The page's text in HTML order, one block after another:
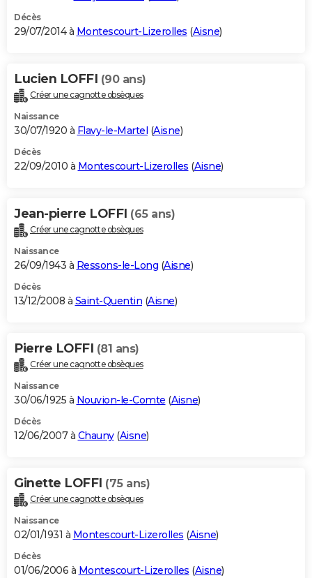
Décès
29/07/2014 à Montescourt-Lizerolles (Aisne)
Lucien LOFFI (90 ans)
Créer une cagnotte obsèques
Naissance
30/07/1920 à Flavy-le-Martel (Aisne)
Décès
22/09/2010 à Montescourt-Lizerolles (Aisne)
Jean-pierre LOFFI (65 ans)
Créer une cagnotte obsèques
Naissance
26/09/1943 à Ressons-le-Long (Aisne)
Décès
13/12/2008 à Saint-Quentin (Aisne)
Pierre LOFFI (81 ans)
Créer une cagnotte obsèques
Naissance
30/06/1925 à Nouvion-le-Comte (Aisne)
Décès
12/06/2007 à Chauny(Aisne)
Ginette LOFFI (75 ans)
Créer une cagnotte obsèques
Naissance
02/01/1931 à Montescourt-Lizerolles (Aisne)
Décès
01/06/2006 à Montescourt-Lizerolles (Aisne)